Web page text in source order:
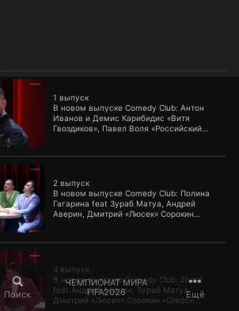
Поиск
ЧЕМПИОНАТ МИРА
FIFA2026
Ещё
1 выпуск
В новом выпуске Comedy Club: Антон
Иванов и Демис Карибидис «Витя
Гвоздиков», Павел Воля «Российский
группа BRAVO METEHI, блогер Валя
Hype House Заир Юсупов.
2 выпуск
В новом выпуске Comedy Club: Полина
Гагарина feat Зураб Матуа, Андрей
Аверин, Дмитрий «Люсек» Сорокин
«Юрец и Лев Лещенко»; Женя Синяков
Аверин, Антон Иванов, Сергей
Гореликов «Небесная канцелярия»;
группа USB «Новое расследование». В
гостях — Полина Гагарина, Стас Просто
Класс, композитор Райан Оттер и
4 выпуск
В новом выпуске Comedy Club: Zivert
feat Андрей Аверин, Зураб Матуа,
Дмитрий «Люсек» Сорокин «Credo»;